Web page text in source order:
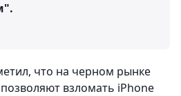
что на черном рынке
взломать iPhone